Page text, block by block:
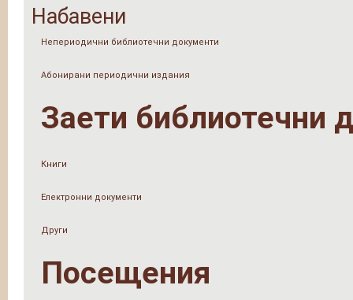
Набавени
Непериодични библиотечни документи
Абонирани периодични издания
Заети библиотечни
Книги
Електронни документи
Други
Посещения